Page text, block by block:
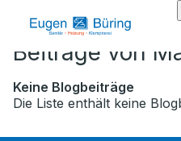
Beiträge von
Keine Blogbeiträge
Die Liste enthält keine